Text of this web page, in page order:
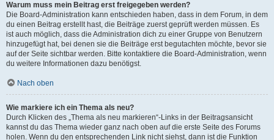
Warum muss mein Beitrag erst freigegeben werden?
Die Board-Administration kann entschieden haben, dass in dem Forum, in dem
du einen Beitrag erstellt hast, die Beiträge zuerst geprüft werden müssen. Es
ist auch möglich, dass die Administration dich zu einer Gruppe von Benutzern
hinzugefügt hat, bei denen sie die Beiträge erst begutachten möchte, bevor sie
auf der Seite sichtbar werden. Bitte kontaktiere die Board-Administration, wenn
du weitere Informationen dazu benötigst.
Nach oben
Wie markiere ich ein Thema als neu?
Durch Klicken des „Thema als neu markieren“-Links in der Beitragsansicht
kannst du das Thema wieder ganz nach oben auf die erste Seite des Forums
holen. Wenn du den entsprechenden Link nicht siehst, dann ist die Funktion